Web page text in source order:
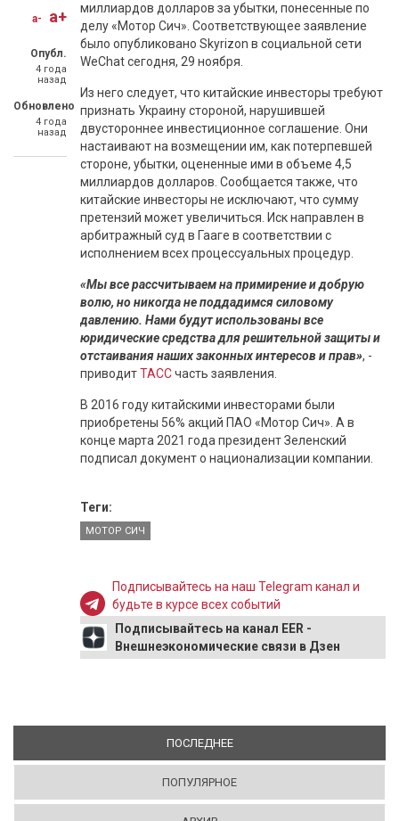
a- a+
Опубл.
4 года
назад
Обновлено
4 года
назад
миллиардов долларов за убытки, понесенные по
делу «Мотор Сич». Соответствующее заявление
было опубликовано Skyrizon в социальной сети
WeChat сегодня, 29 ноября.
Из него следует, что китайские инвесторы требуют
признать Украину стороной, нарушившей
двустороннее инвестиционное соглашение. Они
настаивают на возмещении им, как потерпевшей
стороне, убытки, оцененные ими в объеме 4,5
миллиардов долларов. Сообщается также, что
китайские инвесторы не исключают, что сумму
претензий может увеличиться. Иск направлен в
арбитражный суд в Гааге в соответствии с
исполнением всех процессуальных процедур.
«Мы все рассчитываем на примирение и добрую
волю, но никогда не поддадимся силовому
давлению. Нами будут использованы все
юридические средства для решительной защиты и
отстаивания наших законных интересов и прав», -
приводитТАССчасть заявления.
В 2016 году китайскими инвесторами были
приобретены 56% акций ПАО «Мотор Сич». А в
конце марта 2021 года президент Зеленский
подписал документ о национализации компании.
Теги:
МОТОР СИЧ
Подписывайтесь на наш Telegram канал и
будьте в курсе всех событий
Подписывайтесь на канал EER -
Внешнеэкономические связи в Дзен
ПОСЛЕДНЕЕ(АКТИВНАЯ ВКЛАДКА)
ПОПУЛЯРНОЕ